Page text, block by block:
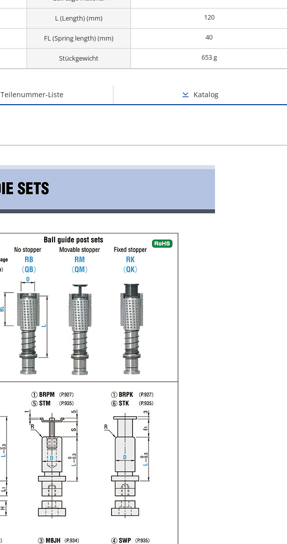
L (Length) (mm) 120
FL (Spring length) (mm) 40
Stückgewicht 653 g
Teilenummer-Liste Katalog